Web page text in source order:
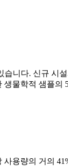
니다. 신규 시
물학적 샘플
용량의 거의